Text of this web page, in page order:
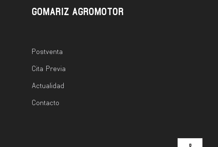
GOMARIZ AGROMOTOR
Postventa
Cita Previa
Actualidad
Contacto